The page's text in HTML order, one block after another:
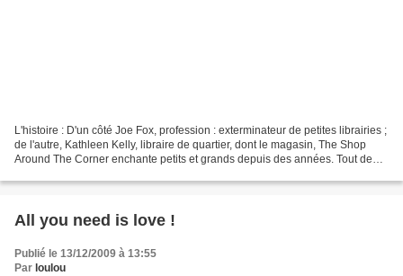
L'histoire : D'un côté Joe Fox, profession : exterminateur de petites librairies ;
de l'autre, Kathleen Kelly, libraire de quartier, dont le magasin, The Shop
Around The Corner enchante petits et grands depuis des années. Tout deux
All you need is love !
Publié le 13/12/2009 à 13:55
Par loulou